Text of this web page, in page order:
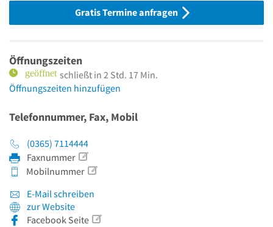
Gratis Termine anfragen
Öffnungszeiten
schließt in 2 Std. 17 Min.
Öffnungszeiten hinzufügen
Telefonnummer, Fax, Mobil
(0365) 7114444
Faxnummer
Mobilnummer
E-Mail schreiben
zur Website
Facebook Seite